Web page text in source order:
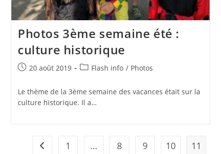
Photos 3ème semaine été :
culture historique
Publication
20 août 2019
PostFlash info / Photos
Le thème de la 3ème semaine des vacances était sur la
culture historique. Il a…
Go to the previous page
1 … 8 9 10
11